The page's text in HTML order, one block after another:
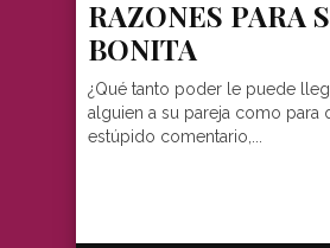
RAZONES PARA
BONITA
¿Qué tanto poder le puede
alguien a su pareja como para
estúpido comentario,...